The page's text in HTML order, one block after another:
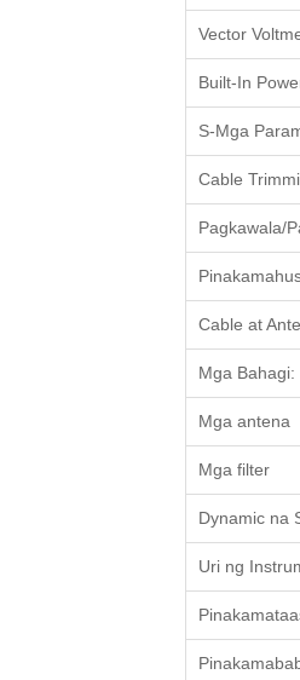
Vector
Built-In
S-Mga
Cable
Pagkawala/
Cable at
Mga Bahagi:
Mga antena
Mga filter
Dynamic na
Uri ng